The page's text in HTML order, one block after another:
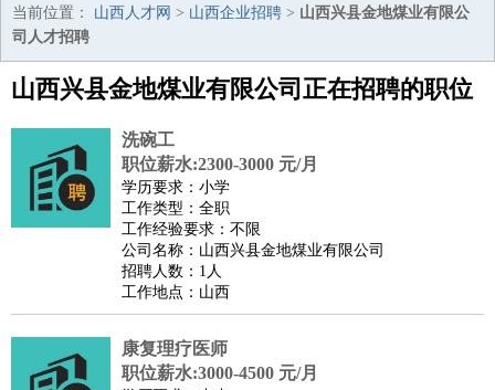
当前位置： 山西人才网 > 山西企业招聘 > 山西兴县金地煤业有限公
司人才招聘
山西兴县金地煤业有限公司正在招聘的职位
洗碗工
职位薪水:2300-3000 元/月
学历要求：小学
工作类型：全职
工作经验要求：不限
公司名称：山西兴县金地煤业有限公司
招聘人数：1人
工作地点：山西
康复理疗医师
职位薪水:3000-4500 元/月